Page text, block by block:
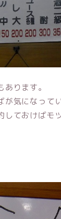
ります。
が気になって
しておけばモ